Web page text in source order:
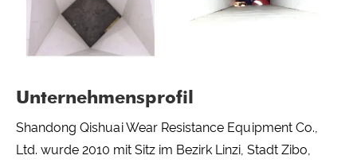
Unternehmensprofil
Shandong Qishuai Wear Resistance Equipment Co.,
Ltd. wurde 2010 mit Sitz im Bezirk Linzi, Stadt Zibo,